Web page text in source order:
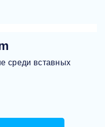
среди вставных